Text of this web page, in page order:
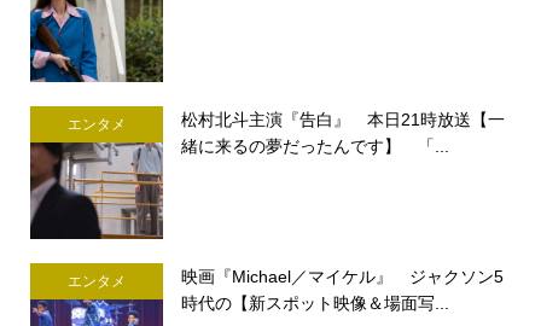
エンタメ
松村北斗主演『告白』 本日21時放送【一
緒に来るの夢だったんです】 「...
エンタメ
映画『Michael／マイケル』 ジャクソン5
時代の【新スポット映像＆場面写...